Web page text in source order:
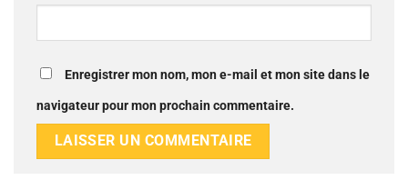
Enregistrer mon nom, mon e-mail et mon site dans le
navigateur pour mon prochain commentaire.